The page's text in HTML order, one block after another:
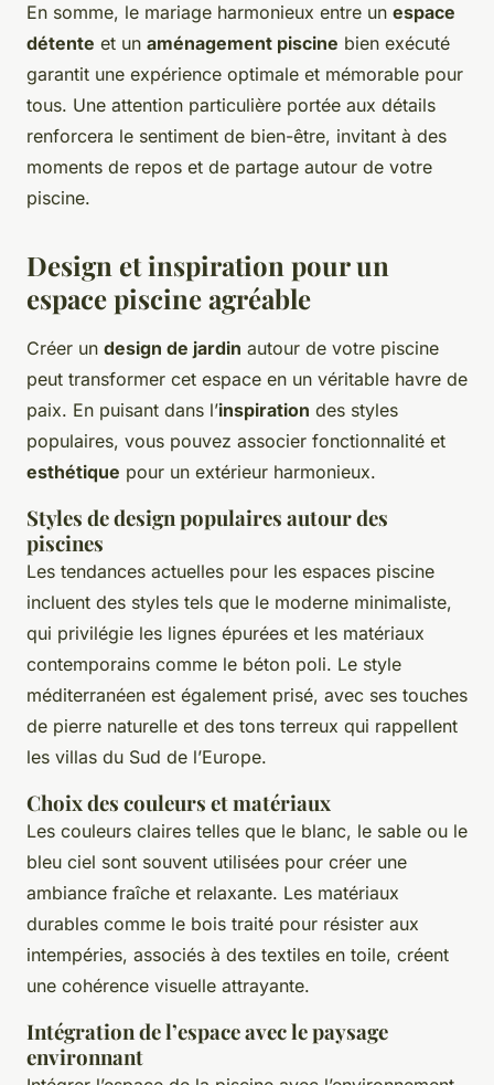
En somme, le mariage harmonieux entre un espace
détente et un aménagement piscine bien exécuté
garantit une expérience optimale et mémorable pour
tous. Une attention particulière portée aux détails
renforcera le sentiment de bien-être, invitant à des
moments de repos et de partage autour de votre
piscine.
Design et inspiration pour un
espace piscine agréable
Créer un design de jardin autour de votre piscine
peut transformer cet espace en un véritable havre de
paix. En puisant dans l’inspiration des styles
populaires, vous pouvez associer fonctionnalité et
esthétique pour un extérieur harmonieux.
Styles de design populaires autour des
piscines
Les tendances actuelles pour les espaces piscine
incluent des styles tels que le moderne minimaliste,
qui privilégie les lignes épurées et les matériaux
contemporains comme le béton poli. Le style
méditerranéen est également prisé, avec ses touches
de pierre naturelle et des tons terreux qui rappellent
les villas du Sud de l’Europe.
Choix des couleurs et matériaux
Les couleurs claires telles que le blanc, le sable ou le
bleu ciel sont souvent utilisées pour créer une
ambiance fraîche et relaxante. Les matériaux
durables comme le bois traité pour résister aux
intempéries, associés à des textiles en toile, créent
une cohérence visuelle attrayante.
Intégration de l’espace avec le paysage
environnant